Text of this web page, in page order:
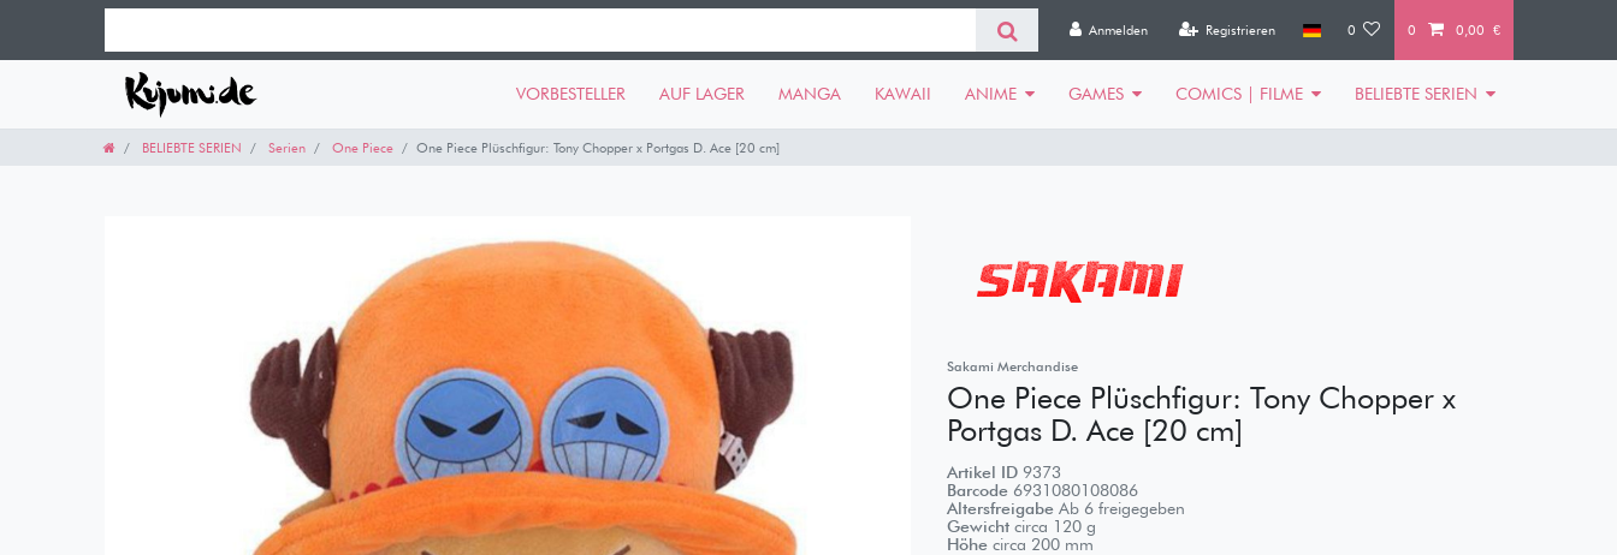
Anmelden Registrieren 0 0 0,00 €
VORBESTELLER AUF LAGER MANGA KAWAII ANIME GAMES COMICS | FILME BELIEBTE SERIEN
BELIEBTE SERIEN Serien One Piece One Piece Plüschfigur: Tony Chopper x Portgas D. Ace [20 cm]
Sakami Merchandise
One Piece Plüschfigur: Tony Chopper x
Portgas D. Ace [20 cm]
Artikel ID 9373
Barcode 6931080108086
Altersfreigabe Ab 6 freigegeben
Gewicht circa 120 g
Höhe circa 200 mm